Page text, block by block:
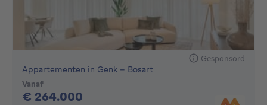
Gesponsord
Appartementen in Genk - Bosart
Vanaf
€ 264.000